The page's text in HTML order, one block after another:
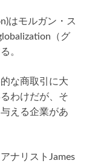
はモルガン・ス
（グ
。
な商取引に大
わけだが、そ
える企業があ
ナリストJames